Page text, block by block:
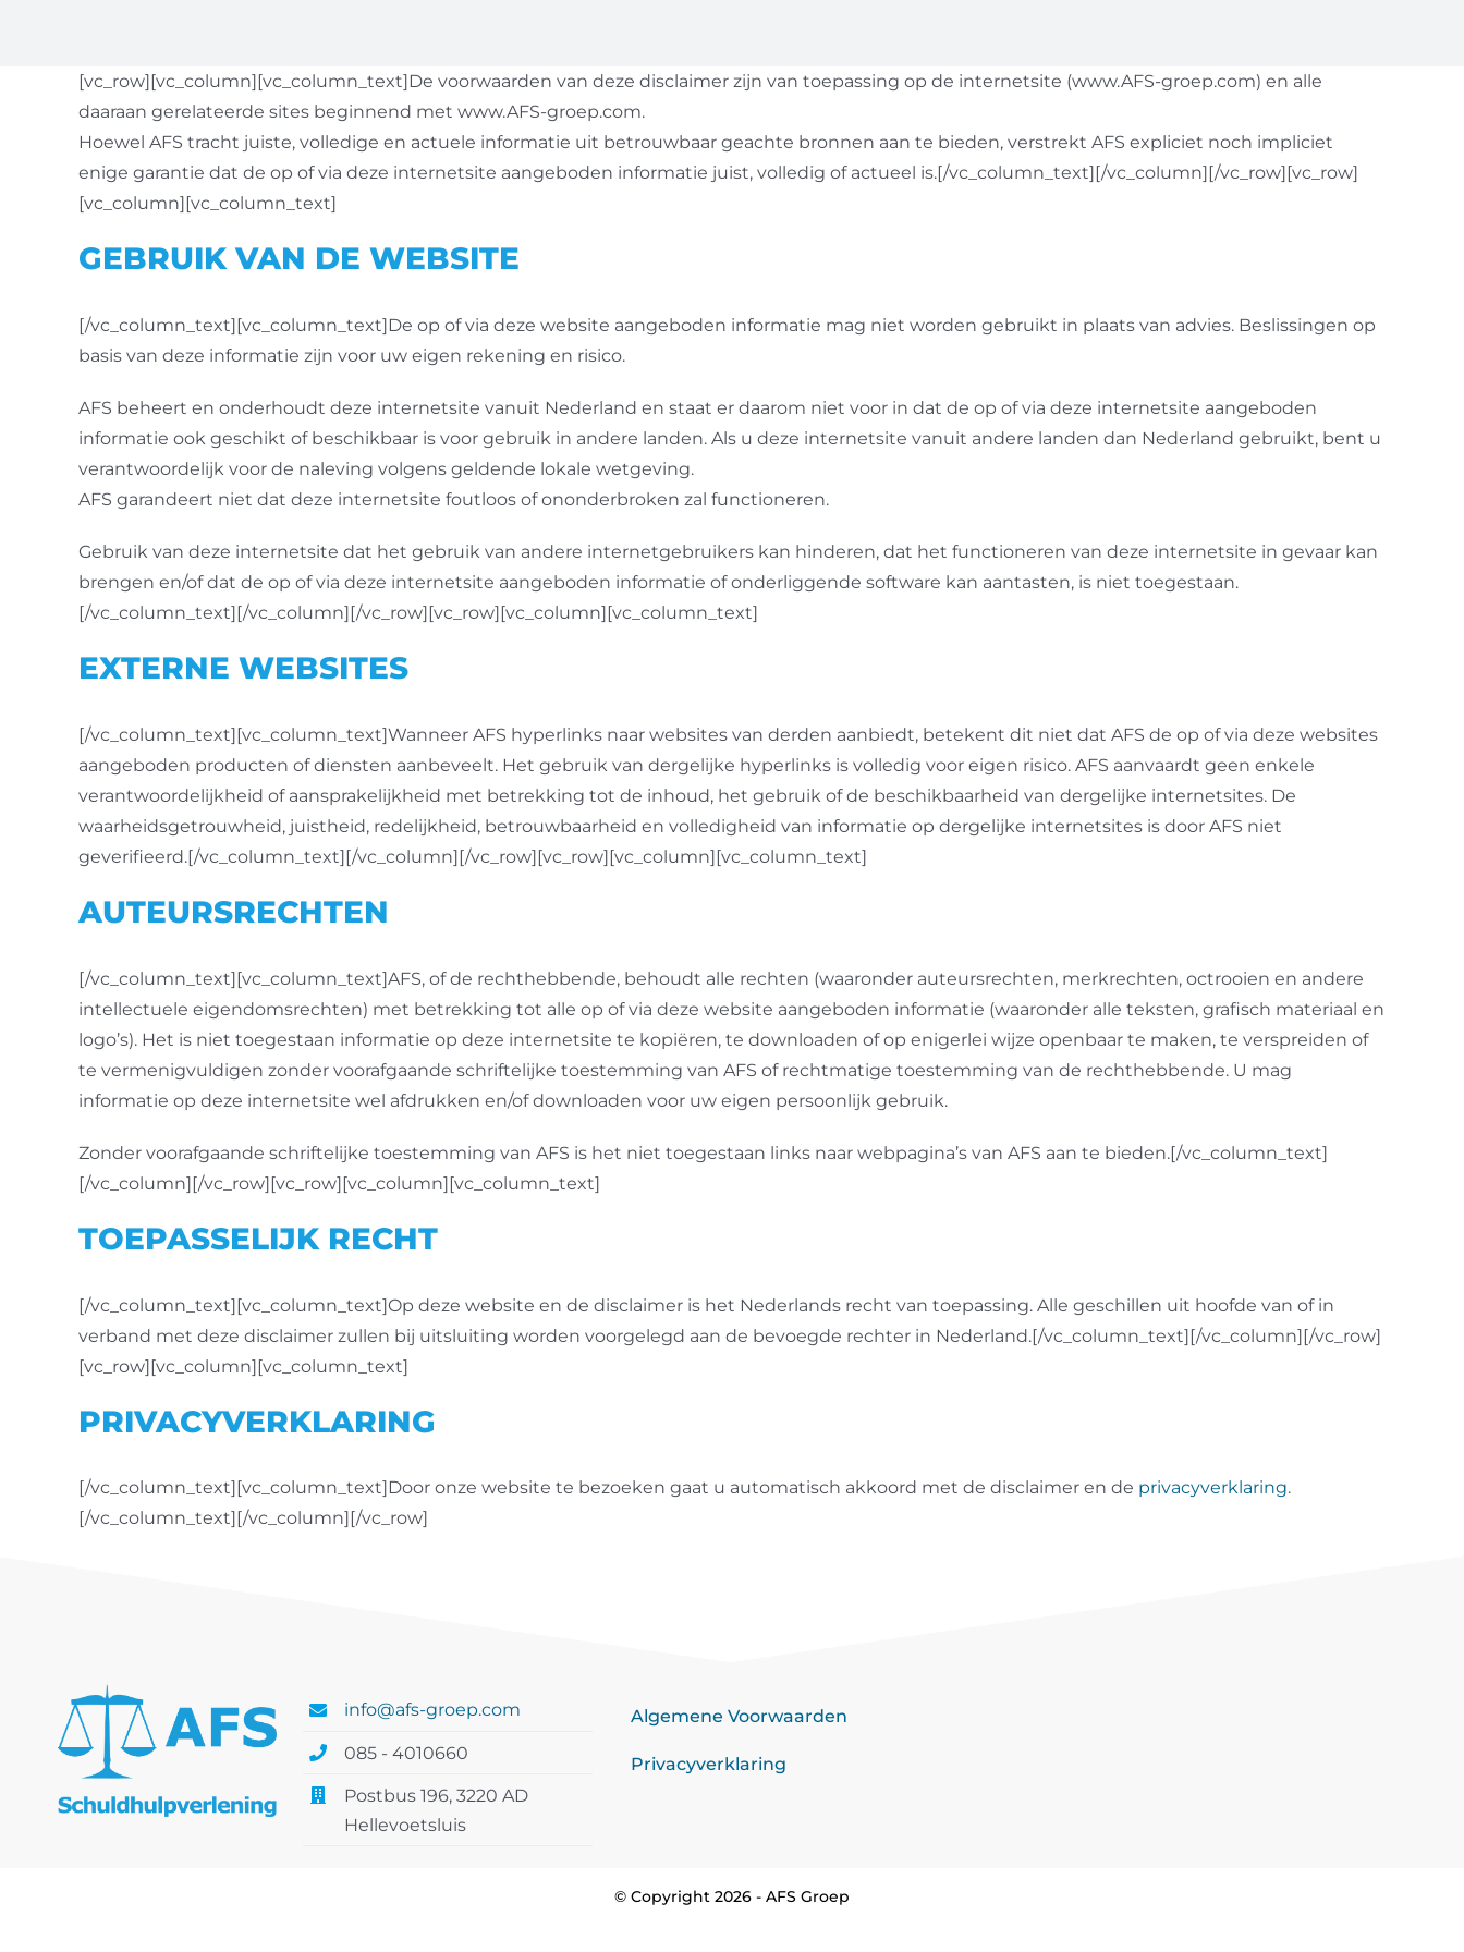
[vc_row][vc_column][vc_column_text]De voorwaarden van deze disclaimer zijn van toepassing op de internetsite (www.AFS-groep.com) en alle
daaraan gerelateerde sites beginnend met www.AFS-groep.com.
Hoewel AFS tracht juiste, volledige en actuele informatie uit betrouwbaar geachte bronnen aan te bieden, verstrekt AFS expliciet noch impliciet
enige garantie dat de op of via deze internetsite aangeboden informatie juist, volledig of actueel is.[/vc_column_text][/vc_column][/vc_row][vc_row]
[vc_column][vc_column_text]
GEBRUIK VAN DE WEBSITE
[/vc_column_text][vc_column_text]De op of via deze website aangeboden informatie mag niet worden gebruikt in plaats van advies. Beslissingen op
basis van deze informatie zijn voor uw eigen rekening en risico.
AFS beheert en onderhoudt deze internetsite vanuit Nederland en staat er daarom niet voor in dat de op of via deze internetsite aangeboden
informatie ook geschikt of beschikbaar is voor gebruik in andere landen. Als u deze internetsite vanuit andere landen dan Nederland gebruikt, bent u
verantwoordelijk voor de naleving volgens geldende lokale wetgeving.
AFS garandeert niet dat deze internetsite foutloos of ononderbroken zal functioneren.
Gebruik van deze internetsite dat het gebruik van andere internetgebruikers kan hinderen, dat het functioneren van deze internetsite in gevaar kan
brengen en/of dat de op of via deze internetsite aangeboden informatie of onderliggende software kan aantasten, is niet toegestaan.
[/vc_column_text][/vc_column][/vc_row][vc_row][vc_column][vc_column_text]
EXTERNE WEBSITES
[/vc_column_text][vc_column_text]Wanneer AFS hyperlinks naar websites van derden aanbiedt, betekent dit niet dat AFS de op of via deze websites
aangeboden producten of diensten aanbeveelt. Het gebruik van dergelijke hyperlinks is volledig voor eigen risico. AFS aanvaardt geen enkele
verantwoordelijkheid of aansprakelijkheid met betrekking tot de inhoud, het gebruik of de beschikbaarheid van dergelijke internetsites. De
waarheidsgetrouwheid, juistheid, redelijkheid, betrouwbaarheid en volledigheid van informatie op dergelijke internetsites is door AFS niet
geverifieerd.[/vc_column_text][/vc_column][/vc_row][vc_row][vc_column][vc_column_text]
AUTEURSRECHTEN
[/vc_column_text][vc_column_text]AFS, of de rechthebbende, behoudt alle rechten (waaronder auteursrechten, merkrechten, octrooien en andere
intellectuele eigendomsrechten) met betrekking tot alle op of via deze website aangeboden informatie (waaronder alle teksten, grafisch materiaal en
logo’s). Het is niet toegestaan informatie op deze internetsite te kopiëren, te downloaden of op enigerlei wijze openbaar te maken, te verspreiden of
te vermenigvuldigen zonder voorafgaande schriftelijke toestemming van AFS of rechtmatige toestemming van de rechthebbende. U mag
informatie op deze internetsite wel afdrukken en/of downloaden voor uw eigen persoonlijk gebruik.
Zonder voorafgaande schriftelijke toestemming van AFS is het niet toegestaan links naar webpagina’s van AFS aan te bieden.[/vc_column_text]
[/vc_column][/vc_row][vc_row][vc_column][vc_column_text]
TOEPASSELIJK RECHT
[/vc_column_text][vc_column_text]Op deze website en de disclaimer is het Nederlands recht van toepassing. Alle geschillen uit hoofde van of in
verband met deze disclaimer zullen bij uitsluiting worden voorgelegd aan de bevoegde rechter in Nederland.[/vc_column_text][/vc_column][/vc_row]
[vc_row][vc_column][vc_column_text]
PRIVACYVERKLARING
[/vc_column_text][vc_column_text]Door onze website te bezoeken gaat u automatisch akkoord met de disclaimer en de privacyverklaring.
[/vc_column_text][/vc_column][/vc_row]
info@afs-groep.com
085 - 4010660
Postbus 196, 3220 AD
Hellevoetsluis
Algemene Voorwaarden
Privacyverklaring
© Copyright 2026 - AFS Groep